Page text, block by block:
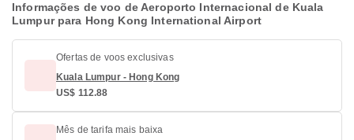
Informações de voo de Aeroporto Internacional de Kuala
Lumpur para Hong Kong International Airport
Ofertas de voos exclusivas
Kuala Lumpur - Hong Kong
US$ 112.88
Mês de tarifa mais baixa